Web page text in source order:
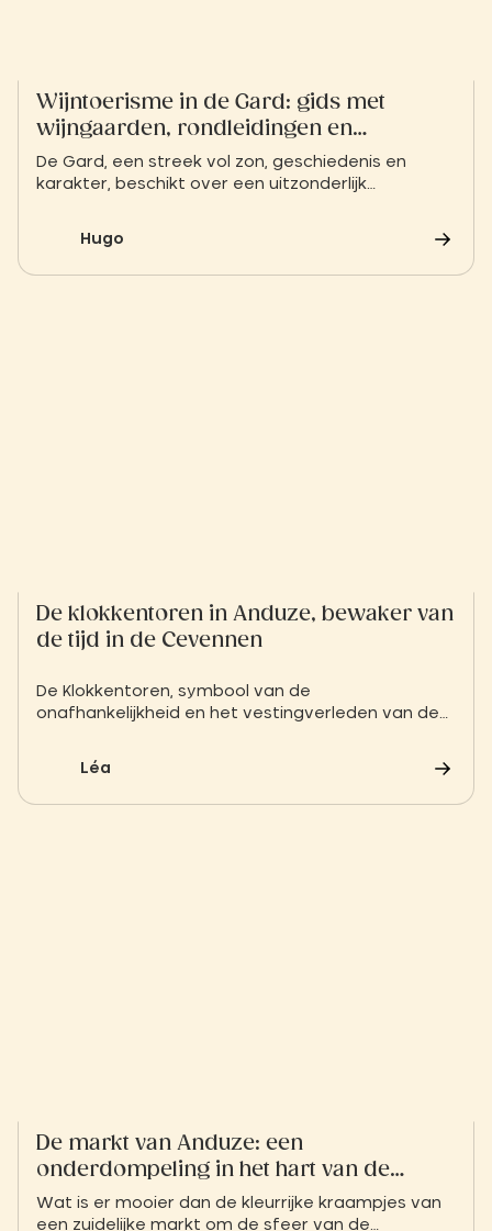
Wijntoerisme in de Gard: gids met
wijngaarden, rondleidingen en
proeverijen
De Gard, een streek vol zon, geschiedenis en
karakter, beschikt over een uitzonderlijk
de Middellandse Zee. Maak tijdens uw verblijf in
het Slow Village van de gelegenheid gebruik om
Hugo
De klokkentoren in Anduze, bewaker van
de tijd in de Cevennen
De Klokkentoren, symbool van de
onafhankelijkheid en het vestingverleden van de
mag missen. Op slechts enkele minuten van het
bewogen geschiedenis van de Cevennen en
Léa
De markt van Anduze: een
onderdompeling in het hart van de
smaken en tradities van de Cevennen
Wat is er mooier dan de kleurrijke kraampjes van
een zuidelijke markt om de sfeer van de